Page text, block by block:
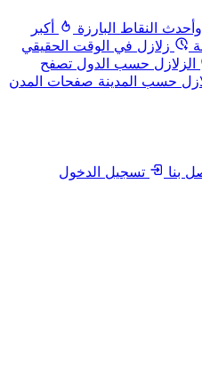
النقاط البارزة
أكبر
زلازل في الوقت الحقيقي
الزلازل حسب الدول تصفح
حسب المدينة صفحات المدن
بنا
تسجيل الدخول